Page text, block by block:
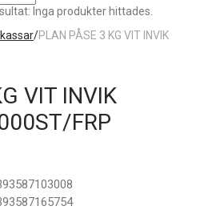
Inga produkter hittades.
/PLAN PÅSE 3 KG VIT INVIK
VIT INVIK
FRP